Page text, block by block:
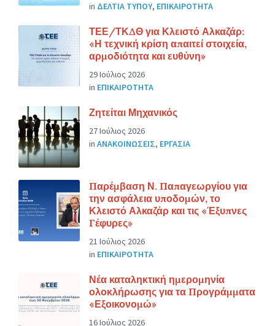
in ΔΕΛΤΙΑ ΤΥΠΟΥ, ΕΠΙΚΑΙΡΟΤΗΤΑ
ΤΕΕ/ΤΚΔΘ για Κλειστό Αλκαζάρ:
«Η τεχνική κρίση απαιτεί στοιχεία,
αρμοδιότητα και ευθύνη»
29 Ιούλιος 2026
in ΕΠΙΚΑΙΡΟΤΗΤΑ
Ζητείται Μηχανικός
27 Ιούλιος 2026
in ΑΝΑΚΟΙΝΩΣΕΙΣ, ΕΡΓΑΣΙΑ
Παρέμβαση Ν. Παπαγεωργίου για
την ασφάλεια υποδομών, το
Κλειστό Αλκαζάρ και τις «Έξυπνες
Γέφυρες»
21 Ιούλιος 2026
in ΕΠΙΚΑΙΡΟΤΗΤΑ
Νέα καταληκτική ημερομηνία
ολοκλήρωσης για τα Προγράμματα
«Εξοικονομώ»
16 Ιούλιος 2026